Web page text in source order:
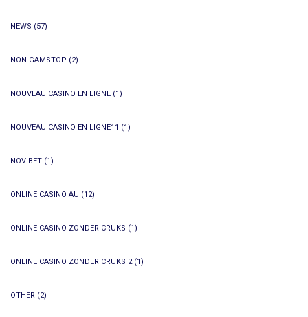
NEWS (57)
NON GAMSTOP (2)
NOUVEAU CASINO EN LIGNE (1)
NOUVEAU CASINO EN LIGNE11 (1)
NOVIBET (1)
ONLINE CASINO AU (12)
ONLINE CASINO ZONDER CRUKS (1)
ONLINE CASINO ZONDER CRUKS 2(1)
OTHER (2)